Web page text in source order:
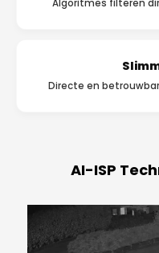
Algoritmes filteren
Directe en
AI-ISP